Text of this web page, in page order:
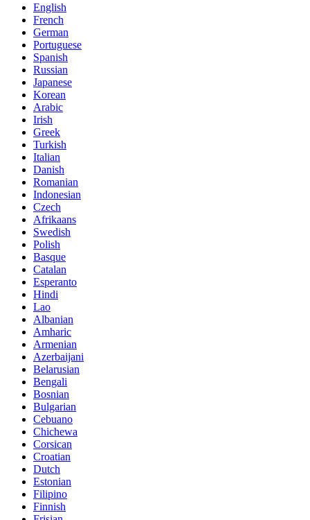
English
French
German
Portuguese
Spanish
Russian
Japanese
Korean
Arabic
Irish
Greek
Turkish
Italian
Danish
Romanian
Indonesian
Czech
Afrikaans
Swedish
Polish
Basque
Catalan
Esperanto
Hindi
Lao
Albanian
Amharic
Armenian
Azerbaijani
Belarusian
Bengali
Bosnian
Bulgarian
Cebuano
Chichewa
Corsican
Croatian
Dutch
Estonian
Filipino
Finnish